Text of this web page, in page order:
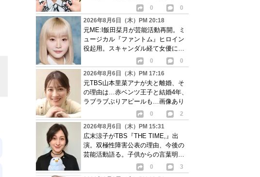
0
0
2026年8月6日（木）PM 20:18
元ME:I飯田栞月が芸能活動再開。ミ
ュージカル『ファントム』ヒロイン
役起用。スキャンダル経て女優に転
0
0
2026年8月6日（木）PM 17:16
元TBS山本里菜アナが夫と離婚、そ
の理由は…赤ベンツ王子と結婚4年、
ラブラブぶりアピールも…画像あり
0
2
2026年8月6日（木）PM 15:31
広末涼子がTBS『THE TIME,』出
演。双極性障害公表の理由、今後の
芸能活動語る。子供からの言葉明か
0
3